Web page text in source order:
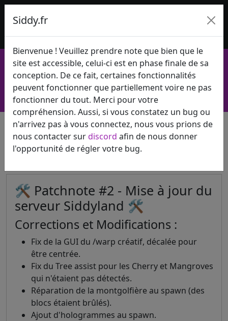
siddy-fr.mine.fun
0 joueur en ligne
Inscription
Connexion
🛠️ Patchnote #2 - Mise à jour du
serveur Siddyland 🛠️
Corrections et Modifications :
Fix de la GUI du /warp créatif, décalée pour
être centrée.
Fix du Tree assist pour les Cherry et Mangroves
qui n'étaient pas détectés.
Réparation de la montgolfière au spawn (des
blocs étaient brûlés).
Ajout d'hologrammes au spawn.
Siddy.fr
Bienvenue ! Veuillez prendre note que bien que le
site est accessible, celui-ci est en phase finale de sa
conception. De ce fait, certaines fonctionnalités
peuvent fonctionner que partiellement voire ne pas
fonctionner du tout. Merci pour votre
compréhension. Aussi, si vous constatez un bug ou
n'arrivez pas à vous connectez, nous vous prions de
nous contacter surdiscord afin de nous donner
l'opportunité de régler votre bug.